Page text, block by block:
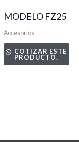
MODELO FZ25
Accesorios
COTIZAR ESTE
PRODUCTO.